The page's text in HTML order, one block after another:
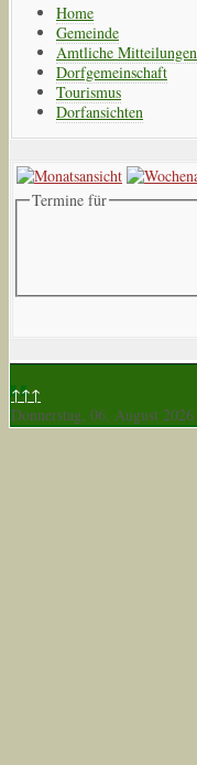
Home
Gemeinde
Amtliche Mitteilungen
Dorfgemeinschaft
Tourismus
Dorfansichten
Termine für
↑↑↑
Donnerstag, 06. August 2026